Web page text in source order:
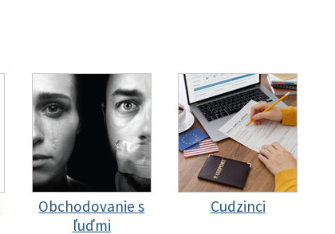
Obchodovanie s
ľuďmi
Cudzinci